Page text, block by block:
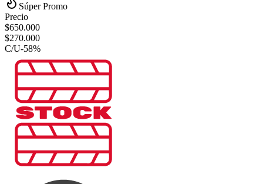
Súper Promo
Precio
$650.000
$270.000
C/U-58%